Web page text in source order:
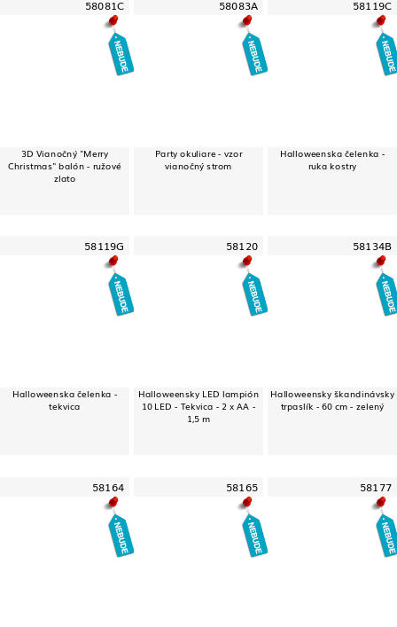
58081C
3D Vianočný "Merry
Christmas" balón - ružové
zlato
58083A
Party okuliare - vzor
vianočný strom
58119C
Halloweenska čelenka -
ruka kostry
58119G
Halloweenska čelenka -
tekvica
58120
Halloweensky LED lampión
10 LED - Tekvica - 2 x AA -
1,5 m
58134B
Halloweensky škandinávsky
trpaslík - 60 cm - zelený
58164 58165 58177